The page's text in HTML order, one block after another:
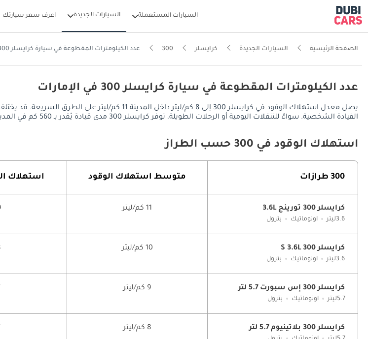
السيارات المستعملة السيارات الجديدة اعرف سعر سيارتك
الصفحة الرئيسية السيارات الجديدة كرايسلر 300 عدد الكيلومترات المقطوعة في سيارة كرايسلر 300
عدد الكيلومترات المقطوعة في سيارة كرايسلر 300 في الإمارات
يصل معدل استهلاك الوقود في كرايسلر 300 إلى 8 كم/ليتر
القيادة الشخصية. سواءً للتنقلات اليومية أو الرحلات الطويلة، توفر كرايسلر 300 مدى قيادة يُقدر بـ 560 كم في المدينة، ويصل إلى 770 كم على الطرق السريعة، مع خزان وقود سعة 70 ليتر.
استهلاك الوقود في 300 حسب الطراز
300 طرازات متوسط ​​استهلاك الوقود استهلاك
كرايسلر 300 تورينج 3.6L
3.6ليتر اوتوماتيك بترول
11 كم/ليتر 9
كرايسلر 300 S 3.6L
3.6ليتر اوتوماتيك بترول
10 كم/ليتر 8
كرايسلر 300 إس سبورت 5.7 لتر
5.7ليتر اوتوماتيك بترول
9 كم/ليتر
كرايسلر 300 بلاتينيوم 5.7 لتر 8 كم/ليتر